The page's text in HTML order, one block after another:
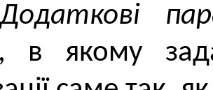
Додаткові
в якому